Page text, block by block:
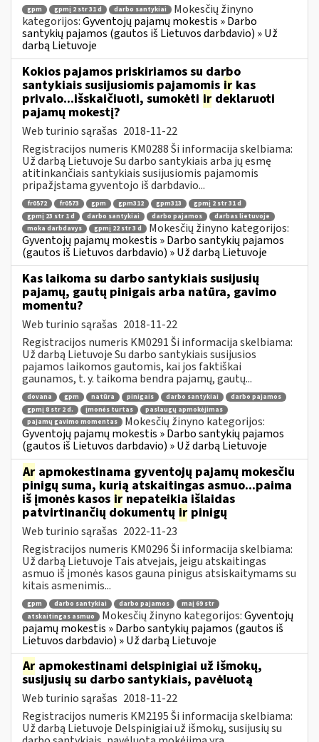
gpm gpmį 2 str 31 d darbo santykiai
Mokesčių žinyno
kategorijos:Gyventojų pajamų mokestis » Darbo
santykių pajamos (gautos iš Lietuvos darbdavio) » Už
darbą Lietuvoje
Kokios pajamos priskiriamos su darbo
santykiais susijusiomis pajamomis ir kas
privalo...išskaičiuoti, sumokėti ir deklaruoti
pajamų mokestį?
Web turinio sąrašas 2018-11-22
Registracijos numeris KM0288 Ši informacija skelbiama:
Už darbą Lietuvoje Su darbo santykiais arba jų esmę
atitinkančiais santykiais susijusiomis pajamomis
pripažįstama gyventojo iš darbdavio...
fr0572 fr0573 gpm gpm312 gpm313
gpmį 2 str 31 d
gpmį 23 str 1 d
darbo santykiai darbo pajamos
darbas lietuvoje
moka darbdavys
gpmį 22 str 3 d
Mokesčių žinyno kategorijos:
Gyventojų pajamų mokestis » Darbo santykių pajamos
(gautos iš Lietuvos darbdavio) » Už darbą Lietuvoje
Kas laikoma su darbo santykiais susijusių
pajamų, gautų pinigais arba natūra, gavimo
momentu?
Web turinio sąrašas 2018-11-22
Registracijos numeris KM0291 Ši informacija skelbiama:
Už darbą Lietuvoje Su darbo santykiais susijusios
pajamos laikomos gautomis, kai jos faktiškai
gaunamos, t. y. taikoma bendra pajamų, gautų...
dovana gpm natūra pinigais darbo santykiai
darbo pajamos
gpmį 8 str 2 d.
įmonės turtas
paslaugų apmokėjimas
pajamų gavimo momentas
Mokesčių žinyno kategorijos:
Gyventojų pajamų mokestis » Darbo santykių pajamos
(gautos iš Lietuvos darbdavio) » Už darbą Lietuvoje
Ar apmokestinama gyventojų pajamų mokesčiu
pinigų suma, kurią atskaitingas asmuo...paima
iš įmonės kasos ir nepateikia išlaidas
patvirtinančių dokumentų ir pinigų
Web turinio sąrašas 2022-11-23
Registracijos numeris KM0296 Ši informacija skelbiama:
Už darbą Lietuvoje Tais atvejais, jeigu atskaitingas
asmuo iš įmonės kasos gauna pinigus atsiskaitymams su
kitais asmenimis...
gpm darbo santykiai darbo pajamos
maį 69 str
atskaitingas asmuo
Mokesčių žinyno kategorijos:Gyventojų
pajamų mokestis » Darbo santykių pajamos (gautos iš
Lietuvos darbdavio) » Už darbą Lietuvoje
Ar apmokestinami delspinigiai už išmokų,
susijusių su darbo santykiais, pavėluotą
Web turinio sąrašas 2018-11-22
Registracijos numeris KM2195 Ši informacija skelbiama:
Už darbą Lietuvoje Delspinigiai už išmokų, susijusių su